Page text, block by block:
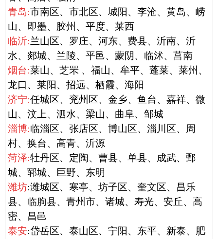
青岛:市南区、市北区、城阳、李沧、黄岛、崂
山、即墨、胶州、平度、莱西
临沂:兰山区、罗庄、河东、费县、沂南、沂
水、郯城、兰陵、平邑、蒙阴、临沭、莒南
烟台:莱山、芝罘 、福山、牟平、蓬莱、莱州、
龙口、莱阳、招远、栖霞、海阳
济宁:任城区、兖州区、金乡、鱼台、嘉祥、微
山、汶上、泗水、梁山、曲阜、邹城
淄博:临淄区、张店区、博山区、淄川区、周
村、换台、高青、沂源
菏泽:牡丹区、定陶、曹县、单县、成武、鄄
城、郓城、巨野、东明
潍坊:潍城区、寒亭、坊子区、奎文区、昌乐
县、临朐县、青州市、诸城、寿光、安丘、高
密、昌邑
泰安:岱岳区、泰山区、宁阳、东平、新泰、肥